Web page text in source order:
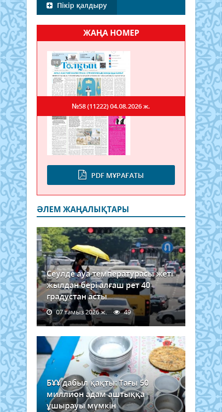
Пікір қалдыру
ЖАҢА НОМЕР
PDF МҰРАҒАТЫ
№58 (11222)04.08.2026 ж.
ӘЛЕМ ЖАҢАЛЫҚТАРЫ
Сеулде ауа температурасы жеті
жылдан бері алғаш рет 40
градустан асты
07 тамыз 2026 ж. 49
БҰҰ дабыл қақты: Тағы 50
миллион адам аштыққа
ұшырауы мүмкін